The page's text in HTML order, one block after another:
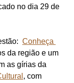
no dia 29 de
Conheça
da região e um
as gírias da
, com